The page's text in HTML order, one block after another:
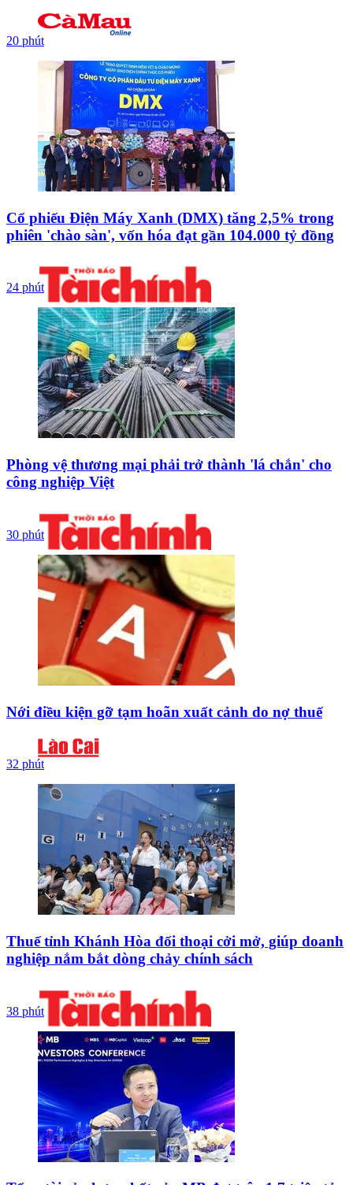
20 phút
Cổ phiếu Điện Máy Xanh (DMX) tăng 2,5% trong
phiên 'chào sàn', vốn hóa đạt gần 104.000 tỷ đồng
24 phút
Phòng vệ thương mại phải trở thành 'lá chắn' cho
công nghiệp Việt
30 phút
Nới điều kiện gỡ tạm hoãn xuất cảnh do nợ thuế
32 phút
Thuế tỉnh Khánh Hòa đối thoại cởi mở, giúp doanh
nghiệp nắm bắt dòng chảy chính sách
38 phút